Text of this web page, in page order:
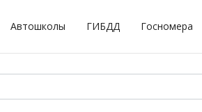
Автошколы ГИБДД Госномера